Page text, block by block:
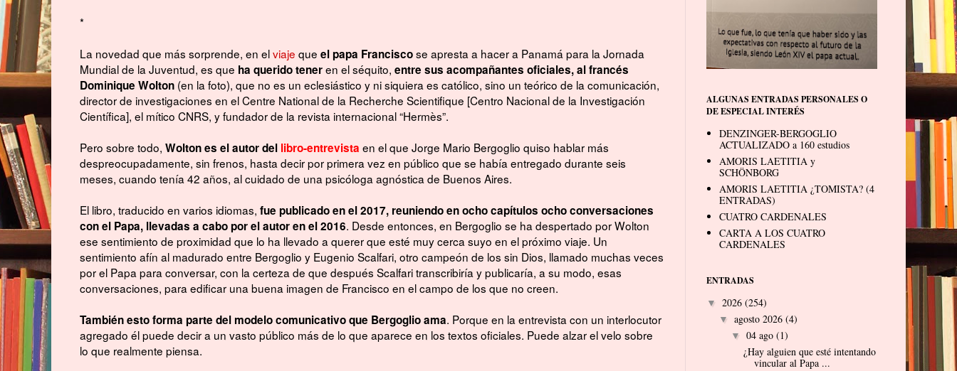
*
La novedad que más sorprende, en elviaje que el papa Franciscose apresta a hacer a Panamá para la Jornada
Mundial de la Juventud, es que ha querido teneren el séquito, entre sus acompañantes oficiales, al francés
Dominique Wolton (en la foto), que no es un eclesiástico y ni siquiera es católico, sino un teórico de la comunicación,
director de investigaciones en el Centre National de la Recherche Scientifique [Centro Nacional de la Investigación
Científica], el mítico CNRS, y fundador de la revista internacional “Hermès”.
Pero sobre todo, Wolton es el autor del libro-entrevista en el que Jorge Mario Bergoglio quiso hablar más
despreocupadamente, sin frenos, hasta decir por primera vez en público que se había entregado durante seis
meses, cuando tenía 42 años, al cuidado de una psicóloga agnóstica de Buenos Aires.
El libro, traducido en varios idiomas, fue publicado en el 2017, reuniendo en ocho capítulos ocho conversaciones
con el Papa, llevadas a cabo por el autor en el 2016. Desde entonces, en Bergoglio se ha despertado por Wolton
ese sentimiento de proximidad que lo ha llevado a querer que esté muy cerca suyo en el próximo viaje. Un
sentimiento afín al madurado entre Bergoglio y Eugenio Scalfari, otro campeón de los sin Dios, llamado muchas veces
por el Papa para conversar, con la certeza de que después Scalfari transcribiría y publicaría, a su modo, esas
conversaciones, para edificar una buena imagen de Francisco en el campo de los que no creen.
También esto forma parte del modelo comunicativo que Bergoglio ama. Porque en la entrevista con un interlocutor
agregado él puede decir a un vasto público más de lo que aparece en los textos oficiales. Puede alzar el velo sobre
lo que realmente piensa.
ALGUNAS ENTRADAS PERSONALES O
DE ESPECIAL INTERÉS
DENZINGER-BERGOGLIO
ACTUALIZADO a 160 estudios
AMORIS LAETITIA y
SCHÖNBORG
AMORIS LAETITIA ¿TOMISTA? (4
ENTRADAS)
CUATRO CARDENALES
CARTA A LOS CUATRO
CARDENALES
ENTRADAS
▼ 2026 (254)
▼ agosto 2026 (4)
▼ 04 ago (1)
¿Hay alguien que esté intentando
vincular al Papa ...